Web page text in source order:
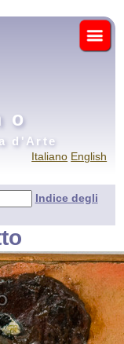
d'Arte
Italiano English
Indice degli